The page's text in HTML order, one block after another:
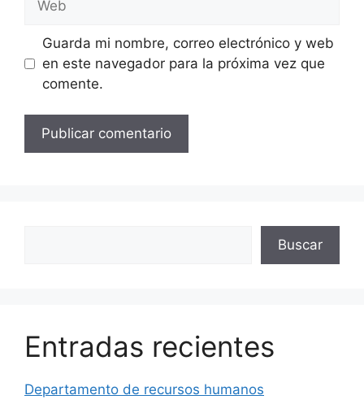
Guarda mi nombre, correo electrónico y web
en este navegador para la próxima vez que
comente.
Buscar
Entradas recientes
Departamento de recursos humanos